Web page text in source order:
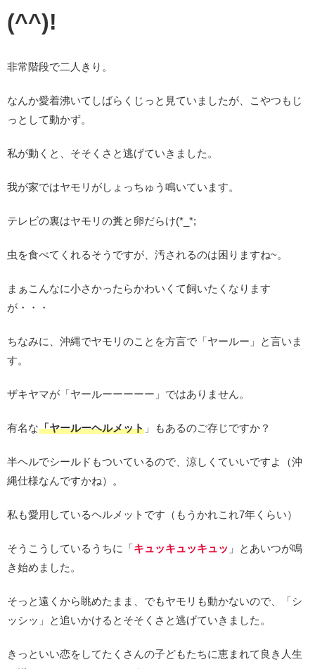
(^^)!
非常階段で二人きり。
なんか愛着沸いてしばらくじっと見ていましたが、こやつもじ
っとして動かず。
私が動くと、そそくさと逃げていきました。
我が家ではヤモリがしょっちゅう鳴いています。
テレビの裏はヤモリの糞と卵だらけ(*_*;
虫を食べてくれるそうですが、汚されるのは困りますね~。
まぁこんなに小さかったらかわいくて飼いたくなります
が・・・
ちなみに、沖縄でヤモリのことを方言で「ヤールー」と言いま
す。
ザキヤマが「ヤールーーーーー」ではありません。
有名な「ヤールーヘルメット 」もあるのご存じですか？
半ヘルでシールドもついているので、涼しくていいですよ（沖
縄仕様なんですかね）。
私も愛用しているヘルメットです（もうかれこれ7年くらい）
そうこうしているうちに「キュッキュッキュッ 」とあいつが鳴
き始めました。
そっと遠くから眺めたまま、でもヤモリも動かないので、「シ
ッシッ」と追いかけるとそそくさと逃げていきました。
きっといい恋をしてたくさんの子どもたちに恵まれて良き人生